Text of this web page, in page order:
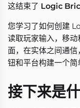
这结束了 Logic
您学习了如何创建
读取玩家输入，移
面，在实体之间通
钮和平台构建一个简
接下来是什